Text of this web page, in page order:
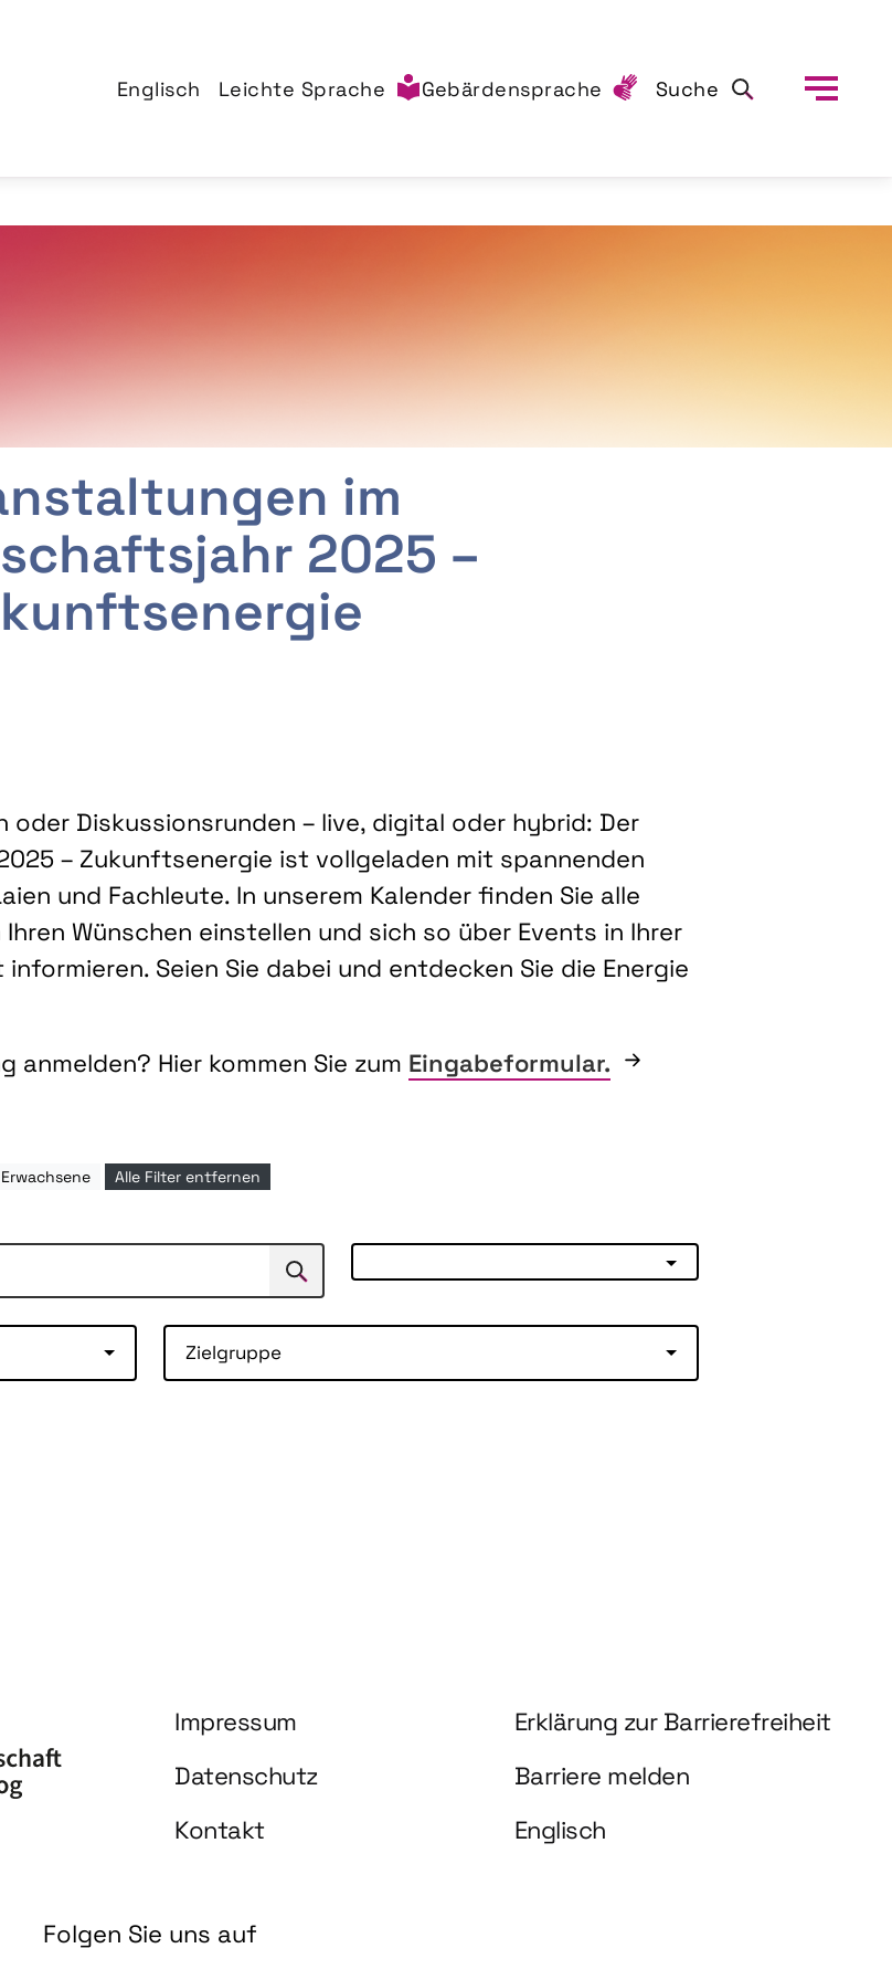
Englisch Leichte Sprache Gebärdensprache Suche
im
2025 –
Diskussionsrunden – live, digital oder hybrid: Der
– Zukunftsenergie ist vollgeladen mit spannenden
und Fachleute. In unserem Kalender finden Sie alle
Wünschen einstellen und sich so über Events in Ihrer
Seien Sie dabei und entdecken Sie die Energie
anmelden? Hier kommen Sie zum Eingabeformular.
Alle Filter entfernen
Suchen
Zielgruppe
Information und Service
Impressum
Erklärung zur Barrierefreiheit
Datenschutz
Barriere melden
Kontakt
Englisch
Folgen Sie uns auf